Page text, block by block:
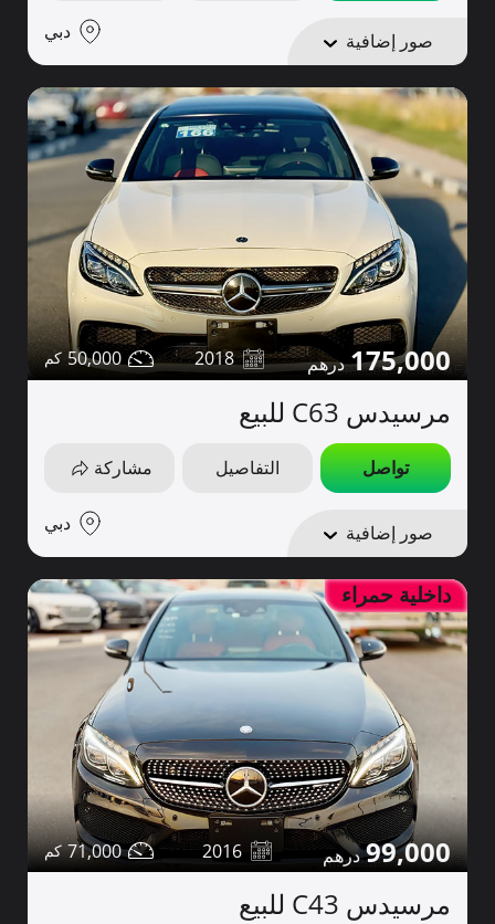
صور إضافية دبي
175,000
2018
50,000
مرسيدس C63 للبيع
تواصل التفاصيل مشاركة
صور إضافية دبي
داخلية حمراء
99,000
2016
71,000
مرسيدس C43 للبيع